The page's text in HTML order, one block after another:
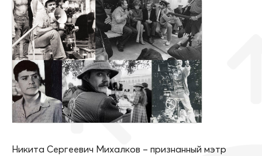
Никита Сергеевич Михалков – признанный мэтр